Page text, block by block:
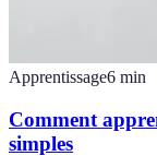
Apprentissage6 min
Comment
simples